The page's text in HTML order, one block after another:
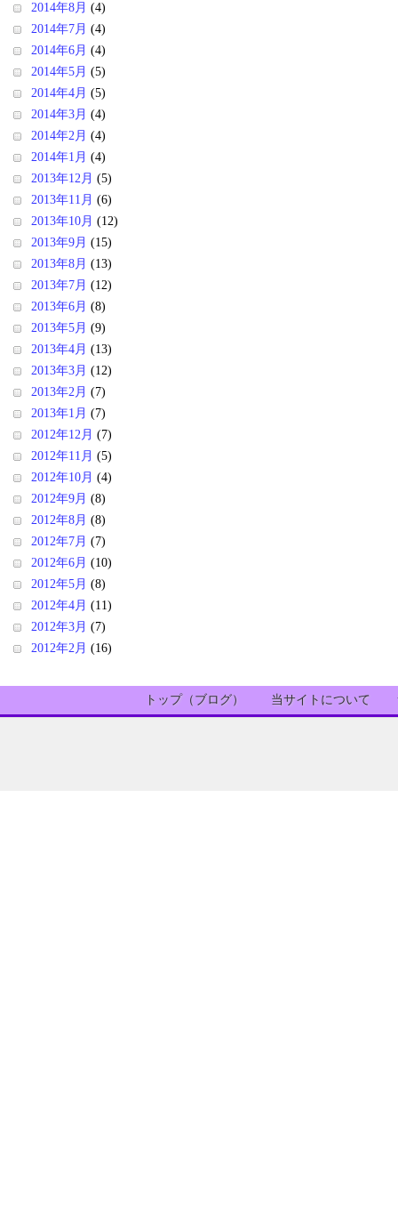
2014年8月 (4)
2014年7月 (4)
2014年6月 (4)
2014年5月 (5)
2014年4月 (5)
2014年3月 (4)
2014年2月 (4)
2014年1月 (4)
2013年12月 (5)
2013年11月 (6)
2013年10月 (12)
2013年9月 (15)
2013年8月 (13)
2013年7月 (12)
2013年6月 (8)
2013年5月 (9)
2013年4月 (13)
2013年3月 (12)
2013年2月 (7)
2013年1月 (7)
2012年12月 (7)
2012年11月 (5)
2012年10月 (4)
2012年9月 (8)
2012年8月 (8)
2012年7月 (7)
2012年6月 (10)
2012年5月 (8)
2012年4月 (11)
2012年3月 (7)
2012年2月 (16)
トップ（ブログ） 当サイトについて